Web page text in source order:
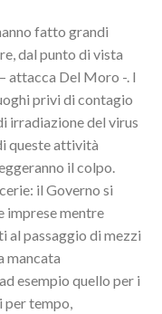
fatto grandi
dal punto di vista
attacca Del Moro -. I
privi di contagio
irradiazione del virus
queste attività
il colpo.
il Governo si
imprese mentre
al passaggio di mezzi
mancata
esempio quello per i
tempo,